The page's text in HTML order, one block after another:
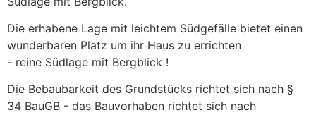
Die erhabene Lage mit leichtem Südgefälle bietet einen
wunderbaren Platz um ihr Haus zu errichten
- reine Südlage mit Bergblick !
Die Bebaubarkeit des Grundstücks richtet sich nach §
34 BauGB - das Bauvorhaben richtet sich nach